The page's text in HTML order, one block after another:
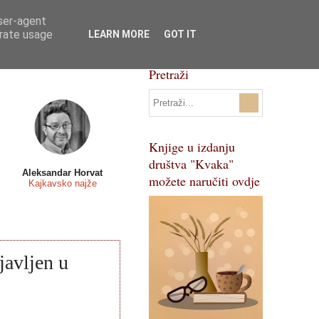
Svi natječaji
Pojmovnik
Aleksandar Horvat
Kajkavsko najže
u
Pretraži
Knjige u izdanju
društva "Kvaka"
možete naručiti ovdje
agent
usage
LEARN MORE GOT IT